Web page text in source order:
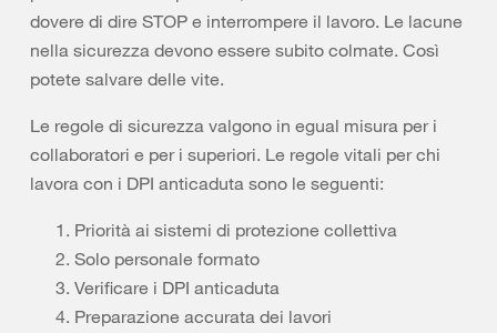
dovere di dire STOP e interrompere il lavoro. Le lacune
nella sicurezza devono essere subito colmate. Così
potete salvare delle vite.
Le regole di sicurezza valgono in egual misura per i
collaboratori e per i superiori. Le regole vitali per chi
lavora con i DPI anticaduta sono le seguenti:
Priorità ai sistemi di protezione collettiva
Solo personale formato
Verificare i DPI anticaduta
Preparazione accurata dei lavori